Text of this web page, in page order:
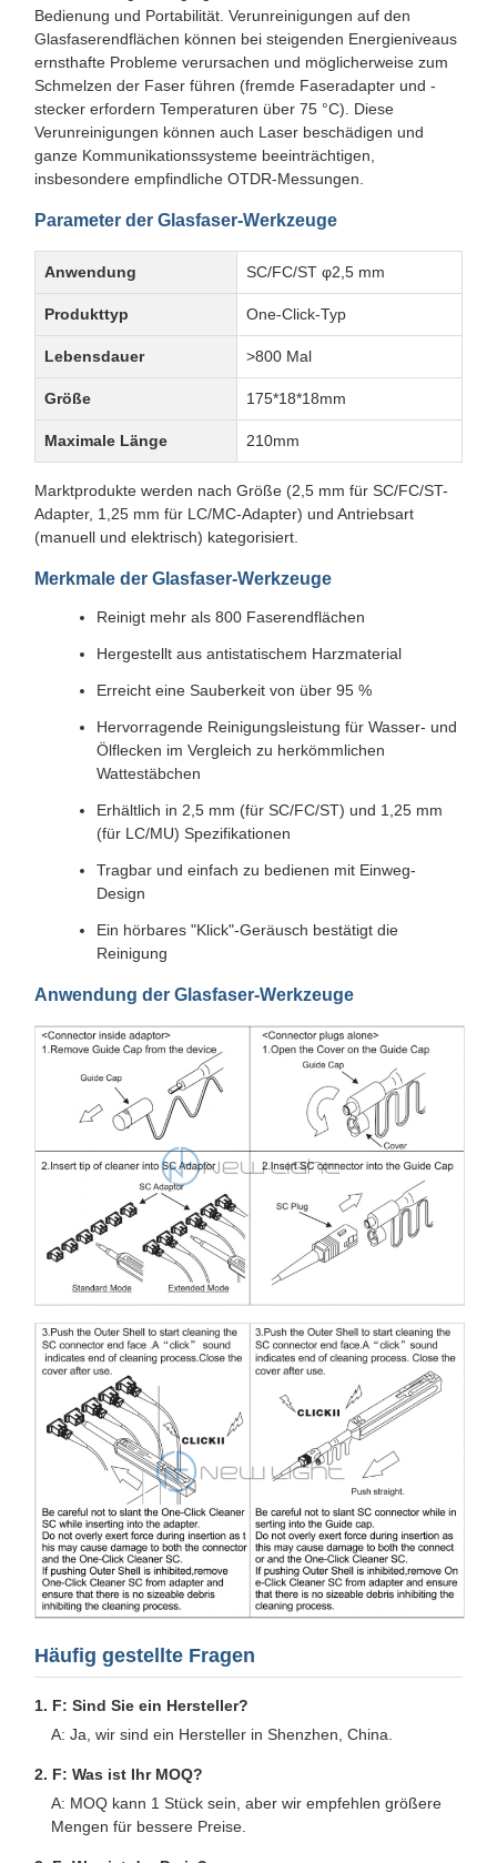
Bedienung und Portabilität. Verunreinigungen auf den
Glasfaserendflächen können bei steigenden Energieniveaus
ernsthafte Probleme verursachen und möglicherweise zum
Schmelzen der Faser führen (fremde Faseradapter und -
stecker erfordern Temperaturen über 75 °C). Diese
Verunreinigungen können auch Laser beschädigen und
ganze Kommunikationssysteme beeinträchtigen,
insbesondere empfindliche OTDR-Messungen.
Parameter der Glasfaser-Werkzeuge
Anwendung SC/FC/ST φ2,5 mm
Produkttyp One-Click-Typ
Lebensdauer >800 Mal
Größe 175*18*18mm
Maximale Länge 210mm
Marktprodukte werden nach Größe (2,5 mm für SC/FC/ST-
Adapter, 1,25 mm für LC/MC-Adapter) und Antriebsart
(manuell und elektrisch) kategorisiert.
Merkmale der Glasfaser-Werkzeuge
Reinigt mehr als 800 Faserendflächen
Hergestellt aus antistatischem Harzmaterial
Erreicht eine Sauberkeit von über 95 %
Hervorragende Reinigungsleistung für Wasser- und
Ölflecken im Vergleich zu herkömmlichen
Wattestäbchen
Erhältlich in 2,5 mm (für SC/FC/ST) und 1,25 mm
(für LC/MU) Spezifikationen
Tragbar und einfach zu bedienen mit Einweg-
Design
Ein hörbares "Klick"-Geräusch bestätigt die
Reinigung
Anwendung der Glasfaser-Werkzeuge
Häufig gestellte Fragen
1. F: Sind Sie ein Hersteller?
A: Ja, wir sind ein Hersteller in Shenzhen, China.
2. F: Was ist Ihr MOQ?
A: MOQ kann 1 Stück sein, aber wir empfehlen größere
Mengen für bessere Preise.